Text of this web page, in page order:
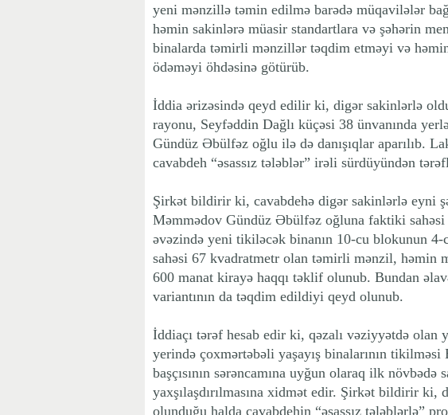
yeni mənzillə təmin edilmə barədə müqavilələr
həmin sakinlərə müasir standartlara və şəhərin
binalarda təmirli mənzillər təqdim etməyi və
ödəməyi öhdəsinə götürüb.
İddia ərizəsində qeyd edilir ki, digər sakinlərlə
rayonu, Seyfəddin Dağlı küçəsi 38 ünvanında
Gündüz Əbülfəz oğlu ilə də danışıqlar aparılıb.
cavabdeh “əsassız tələblər” irəli sürdüyündən
Şirkət bildirir ki, cavabdehə digər sakinlərlə eyni
Məmmədov Gündüz Əbülfəz oğluna faktiki
əvəzində yeni tikiləcək binanın 10-cu blokunun
sahəsi 67 kvadratmetr olan təmirli mənzil, həmin
600 manat kirayə haqqı təklif olunub. Bundan
variantının da təqdim edildiyi qeyd olunub.
İddiaçı tərəf hesab edir ki, qəzalı vəziyyətdə olan
yerində çoxmərtəbəli yaşayış binalarının
başçısının sərəncamına uyğun olaraq ilk
yaxşılaşdırılmasına xidmət edir. Şirkət bildirir ki,
olunduğu halda cavabdehin “əsassız tələblərlə”